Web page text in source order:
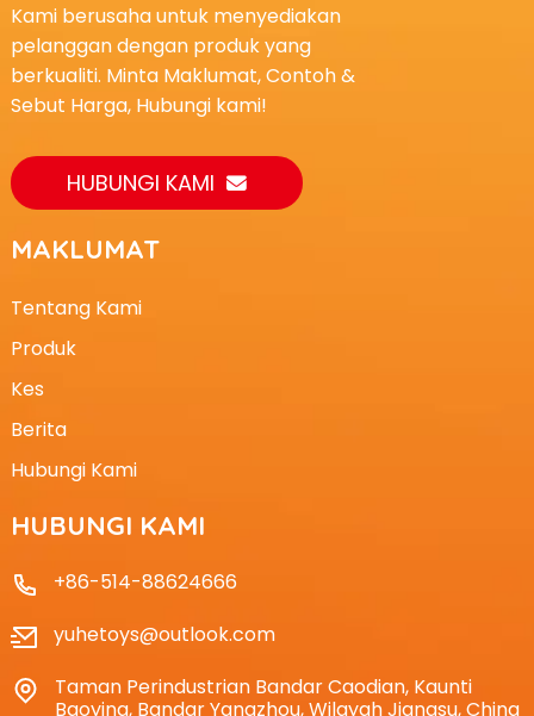
Kami berusaha untuk menyediakan
pelanggan dengan produk yang
berkualiti. Minta Maklumat, Contoh &
Sebut Harga, Hubungi kami!
HUBUNGI KAMI
MAKLUMAT
Tentang Kami
Produk
Kes
Berita
Hubungi Kami
HUBUNGI KAMI
+86-514-88624666
yuhetoys@outlook.com
Taman Perindustrian Bandar Caodian, Kaunti
Baoying, Bandar Yangzhou, Wilayah Jiangsu, China